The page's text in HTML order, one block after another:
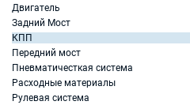
Двигатель
Задний Мост
КПП
Передний мост
Пневматичесткая система
Расходные материалы
Рулевая система